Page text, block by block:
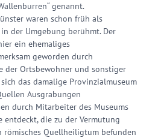
genannt.
waren schon früh als
der Umgebung berühmt. Der
ein ehemaliges
geworden durch
der Ortsbewohner und sonstiger
das damalige Provinzialmuseum
Ausgrabungen
durch Mitarbeiter des Museums
entdeckt, die zu der Vermutung
römisches Quellheiligtum befunden